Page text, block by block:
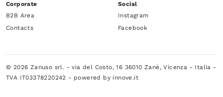
Corporate
B2B Area
Contacts
Social
Instagram
Facebook
© 2026 Zanuso srl. - via del Costo, 16 36010 Zanè, Vicenza - Italia -
TVA IT03378220242 - powered by innove.it